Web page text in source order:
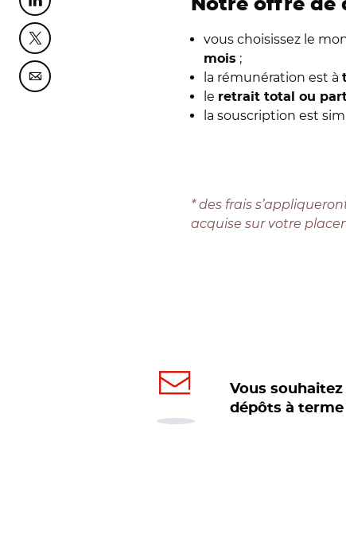
Partager cette page sur Linkedin
Partager cette page sur Twitter
Partager cette page sur Courriel
Notre offre de
vous choisissez le
mois ;
la rémunération est à
le retrait total ou
la souscription est
* des frais
acquise sur votre
Vous
dépôts à terme